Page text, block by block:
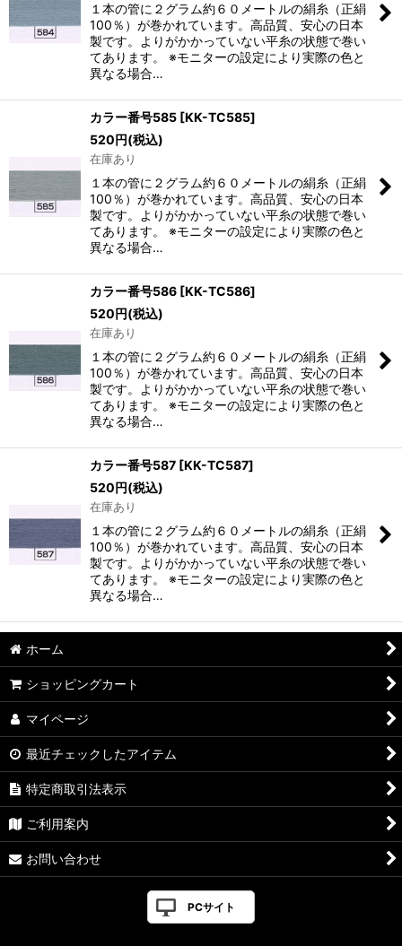
１本の管に２グラム約６０メートルの絹糸（正絹
100％）が巻かれています。高品質、安心の日本
製です。よりがかかっていない平糸の状態で巻い
てあります。 ※モニターの設定により実際の色と
異なる場合…
カラー番号585 [KK-TC585]
520円(税込)
在庫あり
１本の管に２グラム約６０メートルの絹糸（正絹
100％）が巻かれています。高品質、安心の日本
製です。よりがかかっていない平糸の状態で巻い
てあります。 ※モニターの設定により実際の色と
異なる場合…
カラー番号586 [KK-TC586]
520円(税込)
在庫あり
１本の管に２グラム約６０メートルの絹糸（正絹
100％）が巻かれています。高品質、安心の日本
製です。よりがかかっていない平糸の状態で巻い
てあります。 ※モニターの設定により実際の色と
異なる場合…
カラー番号587 [KK-TC587]
520円(税込)
在庫あり
１本の管に２グラム約６０メートルの絹糸（正絹
100％）が巻かれています。高品質、安心の日本
製です。よりがかかっていない平糸の状態で巻い
てあります。 ※モニターの設定により実際の色と
異なる場合…
ホーム
ショッピングカート
マイページ
最近チェックしたアイテム
特定商取引法表示
ご利用案内
お問い合わせ
PCサイト